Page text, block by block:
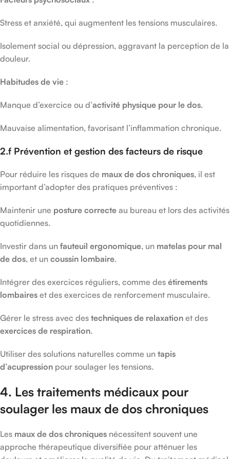
Stress et anxiété, qui augmentent les tensions musculaires.
Isolement social ou dépression, aggravant la perception de la
douleur.
Habitudes de vie :
Manque d’exercice ou d’activité physique pour le dos.
Mauvaise alimentation, favorisant l’inflammation chronique.
2.f Prévention et gestion des facteurs de risque
Pour réduire les risques de maux de dos chroniques, il est
important d’adopter des pratiques préventives :
Maintenir une posture correcte au bureau et lors des activités
quotidiennes.
Investir dans un fauteuil ergonomique, un matelas pour mal
de dos, et un coussin lombaire.
Intégrer des exercices réguliers, comme des étirements
lombaires et des exercices de renforcement musculaire.
Gérer le stress avec des techniques de relaxation et des
exercices de respiration.
Utiliser des solutions naturelles comme un tapis
d’acupression pour soulager les tensions.
4. Les traitements médicaux pour
soulager les maux de dos chroniques
Les maux de dos chroniques nécessitent souvent une
approche thérapeutique diversifiée pour atténuer les